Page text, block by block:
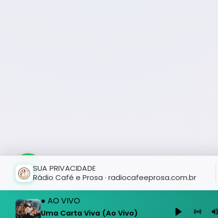
● AO VIVO
Uma Carta Viva (Ao Vivo)
SUA PRIVACIDADE
Rádio Café e Prosa · radiocafeeprosa.com.br